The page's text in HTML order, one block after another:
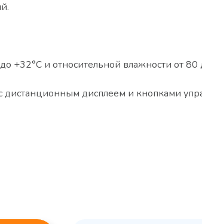
+32°С и относительной влажности от 80
дистанционным дисплеем и кнопками